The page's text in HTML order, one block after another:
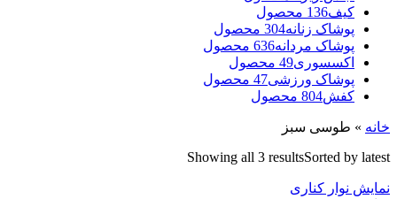
کیف136 محصول
پوشاک زنانه304 محصول
پوشاک مردانه636 محصول
اکسسوری49 محصول
پوشاک ورزشی47 محصول
کفش804 محصول
خانه » طوسی سبز
Showing all 3 resultsSorted by latest
نمایش نوار کناری